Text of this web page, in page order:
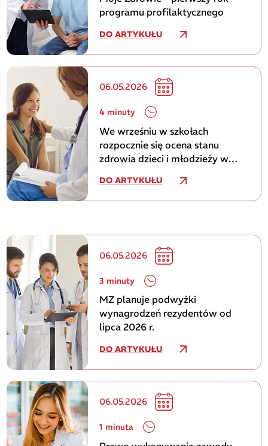
programu profilaktycznego
DO ARTYKUŁU
06.05.2026
4 minuty
We wrześniu w szkołach
rozpocznie się ocena stanu
zdrowia dzieci i młodzieży w
DO ARTYKUŁU
06.05.2026
3 minuty
MZ planuje podwyżki
wynagrodzeń rezydentów od
lipca 2026 r.
DO ARTYKUŁU
06.05.2026
1 minuta